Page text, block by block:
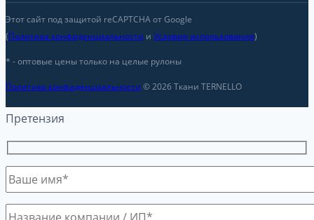
Этот сайт под защитой reCAPTCHA от Google
(Политика конфиденциальности и Условия использования)
* - оптовые цены только на целые рулоны
Политика конфиденциальности © 2026 Ткани TERNELLO
Претензия